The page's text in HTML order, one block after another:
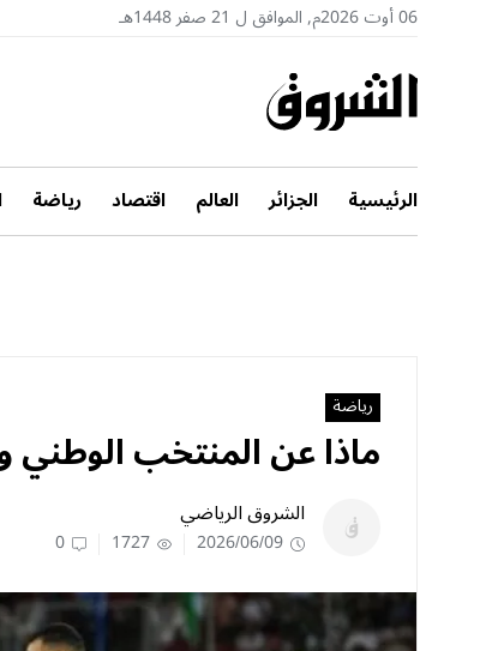
06 أوت 2026م, الموافق ل 21 صفر 1448هـ
الرئيسية الجزائر العالم اقتصاد رياضة
رياضة
ماذا عن المنتخب
الشروق الرياضي
2026/06/09
1727
0